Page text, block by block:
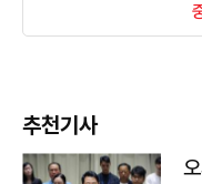
추천기사